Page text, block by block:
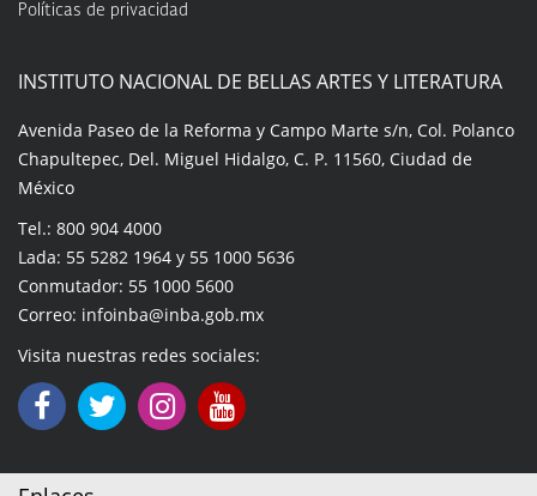
Políticas de privacidad
INSTITUTO NACIONAL DE BELLAS ARTES Y LITERATURA
Avenida Paseo de la Reforma y Campo Marte s/n, Col. Polanco
Chapultepec, Del. Miguel Hidalgo, C. P. 11560, Ciudad de
México
Tel.: 800 904 4000
Lada: 55 5282 1964 y 55 1000 5636
Conmutador: 55 1000 5600
Correo: infoinba@inba.gob.mx
Visita nuestras redes sociales: